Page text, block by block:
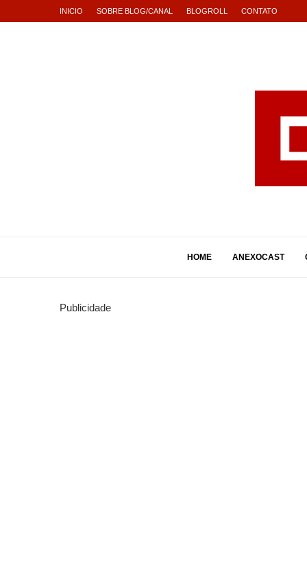
INICIO SOBRE BLOG/CANAL BLOGROLL CONTATO
HOME ANEXOCAST
Publicidade